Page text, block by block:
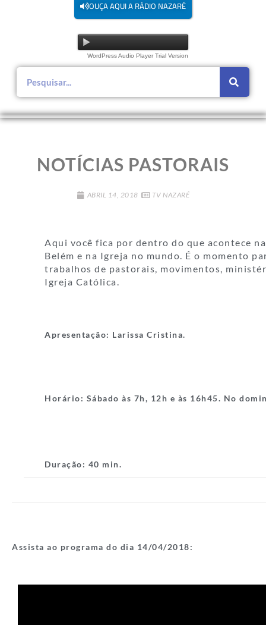
OUÇA AQUI A RÁDIO NAZARÉ
WordPress Audio Player Trial Version
NOTÍCIAS PASTORAIS
ABRIL 14, 2018 TV NAZARÉ
Aqui você fica por dentro do que acontece
Belém e na Igreja no mundo. É o momento
trabalhos de pastorais, movimentos,
Igreja Católica.
Apresentação: Larissa Cristina.
Horário: Sábado às 7h, 12h e às 16h45. No
Duração: 40 min.
Assista ao programa do dia 14/04/2018: